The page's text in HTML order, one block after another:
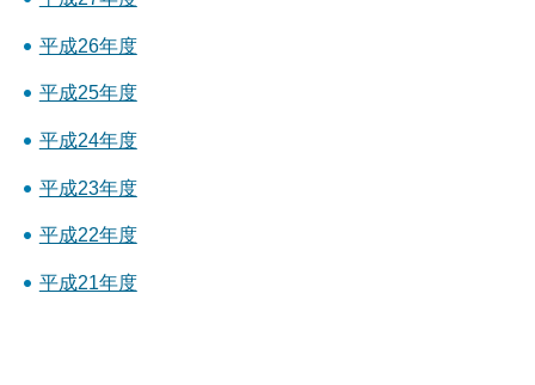
平成26年度
平成25年度
平成24年度
平成23年度
平成22年度
平成21年度